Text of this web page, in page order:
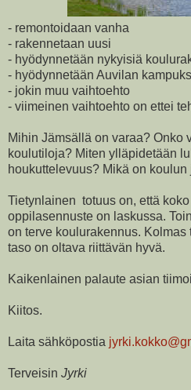
- remontoidaan vanha
- rakennetaan uusi
- hyödynnetään nykyisiä
- hyödynnetään Auvilan
- jokin muu vaihtoehto
- viimeinen vaihtoehto on ettei
Mihin Jämsällä on varaa? Onko
koulutiloja? Miten ylläpidetään
houkuttelevuus? Mikä on
Tietynlainen totuus on, että
oppilasennuste on laskussa.
on terve koulurakennus. Kolmas
taso on oltava riittävän hyvä.
Kaikenlainen palaute asian
Kiitos.
Laita sähköpostia
Terveisin Jyrki